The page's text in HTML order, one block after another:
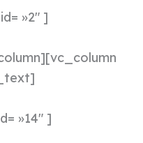
»2″ ]
»14″ ]